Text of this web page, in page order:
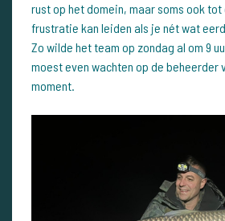
rust op het domein, maar soms ook
frustratie kan leiden als je nét wat
Zo wilde het team op zondag al om 9
moest even wachten op de beheerder
moment.